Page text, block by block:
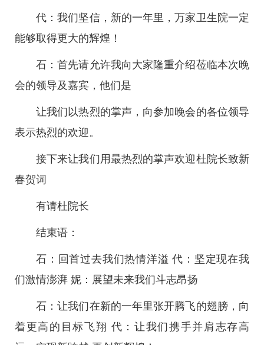
代：我们坚信，新的一年里，万家卫生院一定
能够取得更大的辉煌！
石：首先请允许我向大家隆重介绍莅临本次晚
会的领导及嘉宾，他们是
让我们以热烈的掌声，向参加晚会的各位领导
表示热烈的欢迎。
接下来让我们用最热烈的掌声欢迎杜院长致新
春贺词
有请杜院长
结束语：
石：回首过去我们热情洋溢 代：坚定现在我
们激情澎湃 妮：展望未来我们斗志昂扬
石：让我们在新的一年里张开腾飞的翅膀，向
着更高的目标飞翔 代：让我们携手并肩志存高